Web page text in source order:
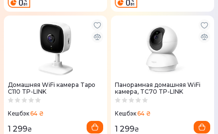
Домашняя WiFi камера Tapo
C110 TP-LINK
Кешбэк64 ₴
1 299₴
Панорамная домашняя WiFi
камера, TC70 TP-LINK
Кешбэк64 ₴
1 299₴